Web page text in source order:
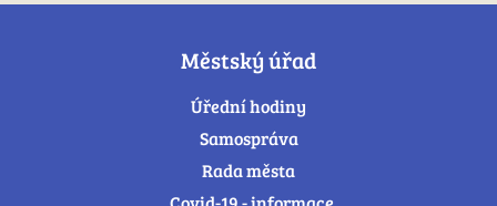
Městský úřad
Úřední hodiny
Samospráva
Rada města